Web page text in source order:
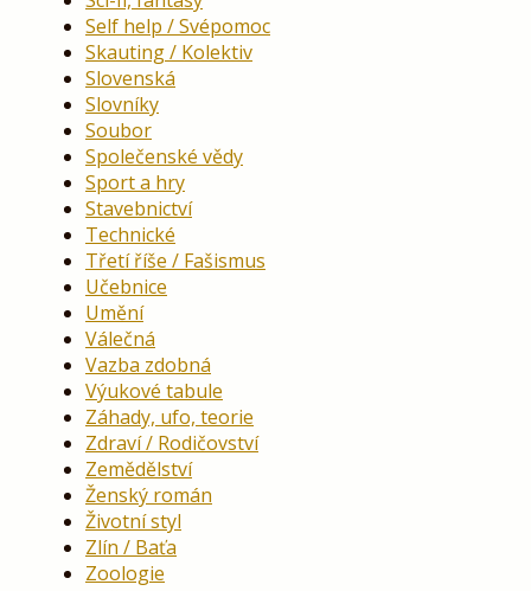
Self help / Svépomoc
Skauting / Kolektiv
Slovenská
Slovníky
Soubor
Společenské vědy
Sport a hry
Stavebnictví
Technické
Třetí říše / Fašismus
Učebnice
Umění
Válečná
Vazba zdobná
Výukové tabule
Záhady, ufo, teorie
Zdraví / Rodičovství
Zemědělství
Ženský román
Životní styl
Zlín / Baťa
Zoologie